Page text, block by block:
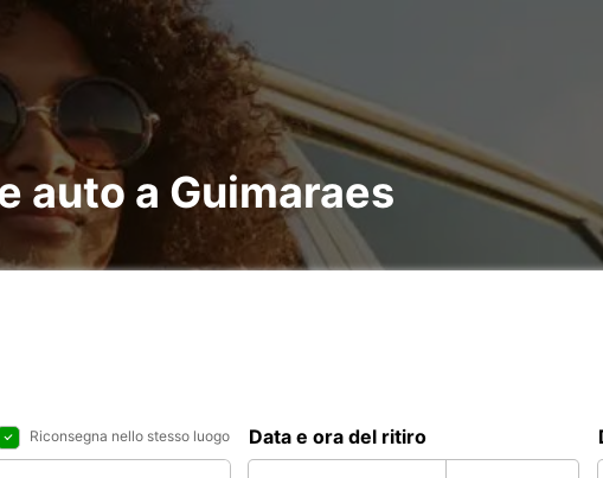
auto a Guimaraes
Riconsegna nello stesso luogo Data e ora del ritiro